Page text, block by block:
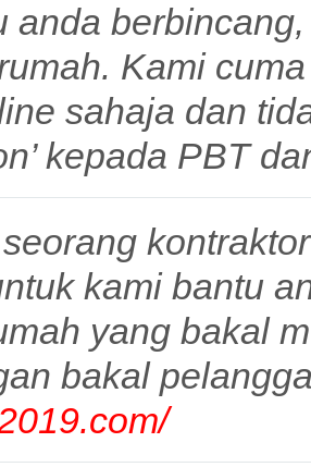
anda
Kami
sahaja dan
kepada PBT
kami bantu
yang bakal
bakal